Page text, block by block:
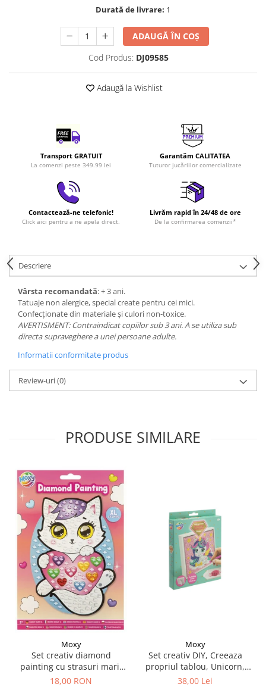
LEGO Creator Expert
LEGO Architecture
LEGO Speed Champions
Durată de livrare: 1
ADAUGĂ ÎN COȘ
Cod Produs: DJ09585
Adaugă la Wishlist
Transport GRATUIT
La comenzi peste 349.99 lei
Garantăm CALITATEA
Tuturor jucăriilor comercializate
Contactează-ne telefonic!
Click aici pentru a ne apela direct.
Livrăm rapid în 24/48 de ore
De la confirmarea comenzii*
Descriere
Vârsta recomandată: + 3 ani.
Tatuaje non alergice, special create pentru cei mici.
Confecționate din materiale și culori non-toxice.
AVERTISMENT: Contraindicat copiilor sub 3 ani. A se utiliza sub
directa supraveghere a unei persoane adulte.
Informatii conformitate produs
Review-uri(0)
PRODUSE SIMILARE
Moxy
Set creativ diamond
painting cu strasuri mari,
A5
18,00 RON
Moxy
Set creativ DIY, Creeaza
propriul tablou, Unicorn,
Moxy
38,00 Lei